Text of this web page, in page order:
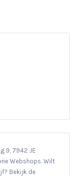
9, 7942 JE
Webshops. Wilt
Bekijk de